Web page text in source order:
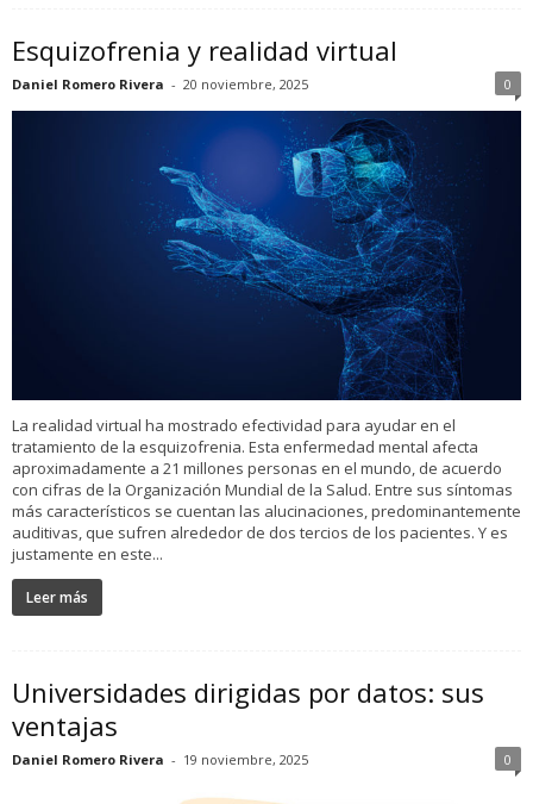
Esquizofrenia y realidad virtual
Daniel Romero Rivera - 20 noviembre, 2025 0
La realidad virtual ha mostrado efectividad para ayudar en el
tratamiento de la esquizofrenia. Esta enfermedad mental afecta
aproximadamente a 21 millones personas en el mundo, de acuerdo
con cifras de la Organización Mundial de la Salud. Entre sus síntomas
más característicos se cuentan las alucinaciones, predominantemente
auditivas, que sufren alrededor de dos tercios de los pacientes. Y es
justamente en este...
Leer más
Universidades dirigidas por datos: sus
ventajas
Daniel Romero Rivera - 19 noviembre, 2025 0